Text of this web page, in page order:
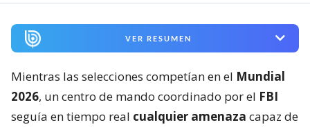
VER RESUMEN
Mientras las selecciones competían en el Mundial
2026, un centro de mando coordinado por el FBI
seguía en tiempo real cualquier amenaza capaz de